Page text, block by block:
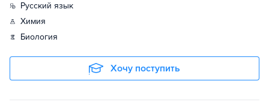
русский язык
химия
биология
Хочу поступить